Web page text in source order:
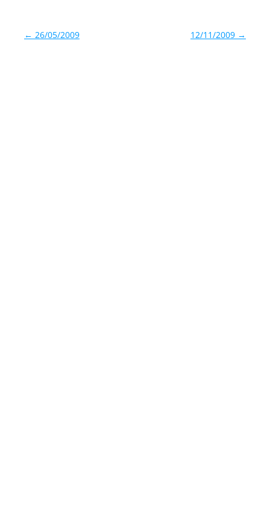
Навигация по записям
← 26/05/2009 12/11/2009 →